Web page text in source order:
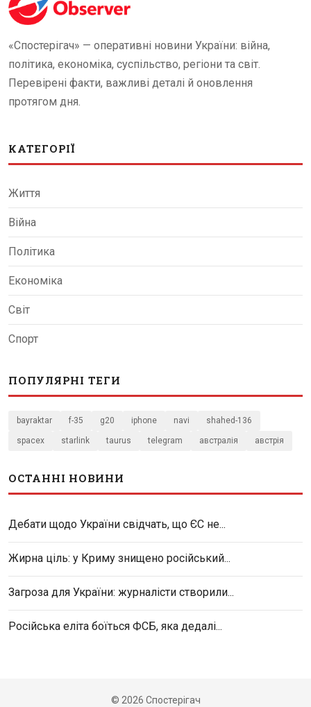
«Спостерігач» — оперативні новини України: війна,
політика, економіка, суспільство, регіони та світ.
Перевірені факти, важливі деталі й оновлення
протягом дня.
КАТЕГОРІЇ
Життя
Війна
Політика
Економіка
Світ
Спорт
ПОПУЛЯРНІ ТЕГИ
bayraktar f-35 g20 iphone navi shahed-136
spacex starlink taurus telegram австралія австрія
ОСТАННІ НОВИНИ
Дебати щодо України свідчать, що ЄС не...
Жирна ціль: у Криму знищено російський...
Загроза для України: журналісти створили...
Російська еліта боїться ФСБ, яка дедалі...
© 2026 Спостерігач